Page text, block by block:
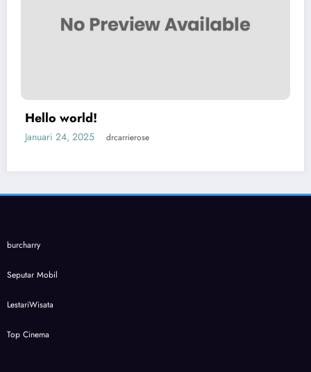
Hello world!
Januari 24, 2025 drcarrierose
burcharry
Seputar Mobil
LestariWisata
Top Cinema